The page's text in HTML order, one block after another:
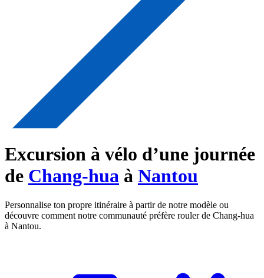
Excursion à vélo d’une journée
de Chang-hua à Nantou
Personnalise ton propre itinéraire à partir de notre modèle ou
découvre comment notre communauté préfère rouler de Chang-hua
à Nantou.